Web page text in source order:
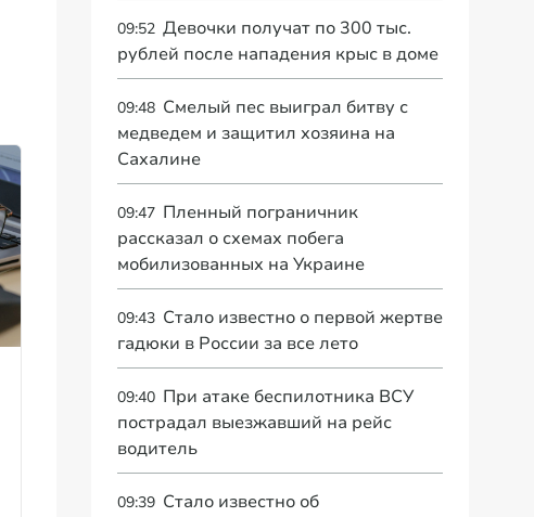
09:52 Девочки получат по 300 тыс.
рублей после нападения крыс в доме
09:48 Смелый пес выиграл битву с
медведем и защитил хозяина на
Сахалине
09:47 Пленный пограничник
рассказал о схемах побега
мобилизованных на Украине
09:43 Стало известно о первой жертве
гадюки в России за все лето
09:40 При атаке беспилотника ВСУ
пострадал выезжавший на рейс
водитель
09:39 Стало известно об